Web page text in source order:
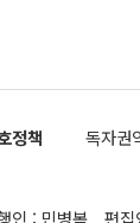
정책 독자권
인 : 민병복 편집